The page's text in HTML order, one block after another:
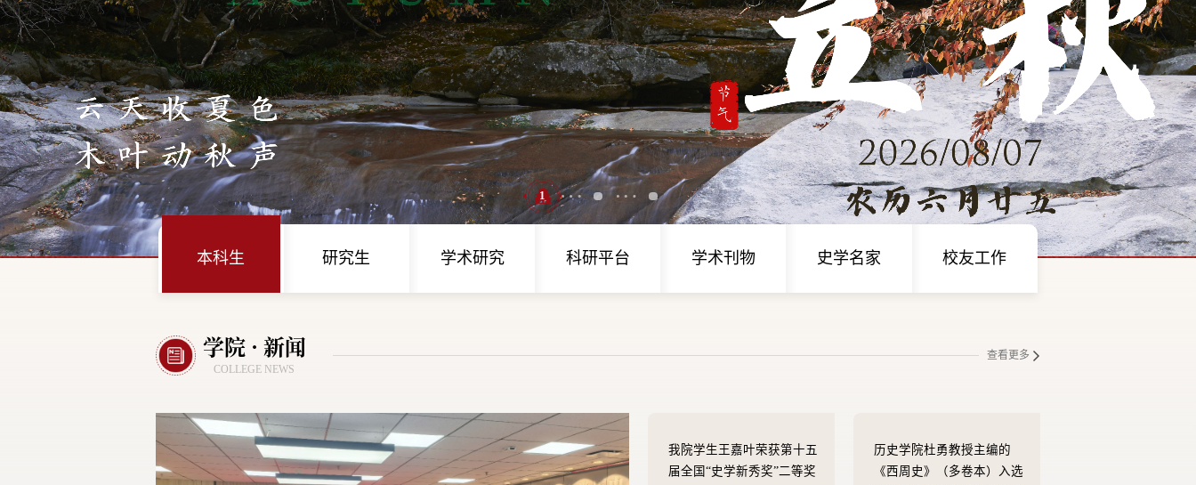
1 2 3
本科生 研究生 学术研究 科研平台 学术刊物 史学名家 校友工作
学院 · 新闻
COLLEGE NEWS
查看更多
我院学生王嘉叶荣获第十五
届全国“史学新秀奖”二等奖
历史学院杜勇教授主编的
《西周史》（多卷本）入选